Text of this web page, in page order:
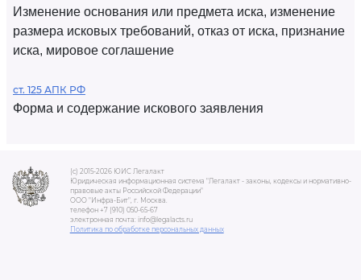
Изменение основания или предмета иска, изменение
размера исковых требований, отказ от иска, признание
иска, мировое соглашение
ст. 125 АПК РФ
Форма и содержание искового заявления
(c) 2015-2026 ЮИС Легалакт
Юридическая информационная система "Легалакт - законы, кодексы и нормативно-
правовые акты Российской Федерации"
ООО "Инфра-Бит", г. Москва.
телефон +7 (910) 050-65-67
электронная почта: info@legalacts.ru
Политика по обработке персональных данных